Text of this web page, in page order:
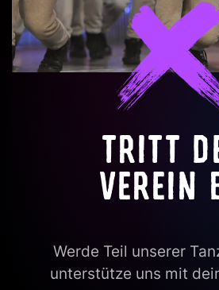
TRITT
VEREIN
Werde Teil unserer
unterstütze uns mit